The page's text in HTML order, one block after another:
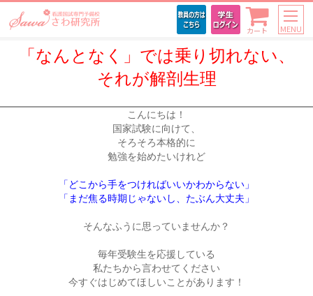
カート MENU
「なんとなく」では乗り切れない、
それが解剖生理
こんにちは！
国家試験に向けて、
そろそろ本格的に
勉強を始めたいけれど
「どこから手をつければいいかわからない」
「まだ焦る時期じゃないし、たぶん大丈夫」
そんなふうに思っていませんか？
毎年受験生を応援している
私たちから言わせてください
今すぐはじめてほしいことがあります！